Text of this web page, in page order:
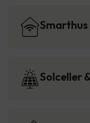
Solceller